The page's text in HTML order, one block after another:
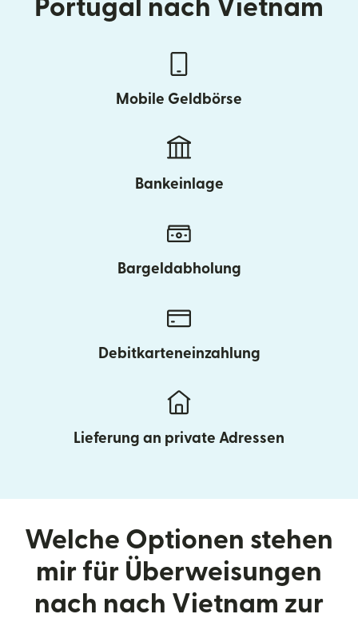
Portugal nach Vietnam
Mobile Geldbörse
Bankeinlage
Bargeldabholung
Debitkarteneinzahlung
Lieferung an private Adressen
Welche Optionen stehen
mir für Überweisungen
nach nach Vietnam zur